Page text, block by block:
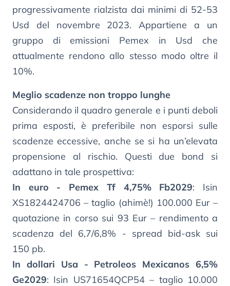
progressivamente rialzista dai minimi di 52-53
Usd del novembre 2023. Appartiene a un
gruppo di emissioni Pemex in Usd che
attualmente rendono allo stesso modo oltre il
10%.
Meglio scadenze non troppo lunghe
Considerando il quadro generale e i punti deboli
prima esposti, è preferibile non esporsi sulle
scadenze eccessive, anche se si ha un’elevata
propensione al rischio. Questi due bond si
adattano in tale prospettiva:
In euro - Pemex Tf 4,75% Fb2029: Isin
XS1824424706 – taglio (ahimè!) 100.000 Eur –
quotazione in corso sui 93 Eur – rendimento a
scadenza del 6,7/6,8% - spread bid-ask sui
150 pb.
In dollari Usa - Petroleos Mexicanos 6,5%
Ge2029: Isin US71654QCP54 – taglio 10.000